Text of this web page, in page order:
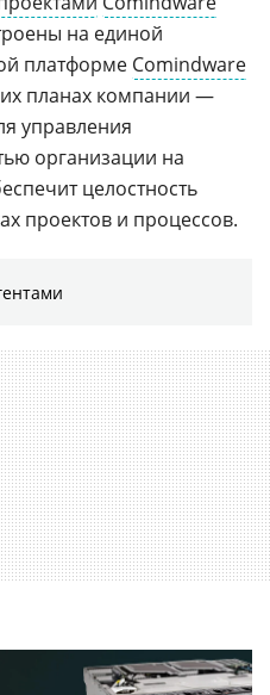
на единой
платформе Comindware
планах компании —
управления
организации на
целостность
проектов и процессов.